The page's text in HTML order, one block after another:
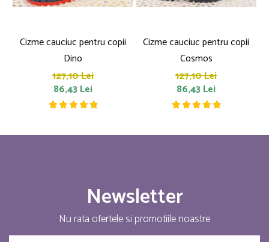
Cizme cauciuc pentru copii
Dino
127,10 Lei
86,43 Lei
Cizme cauciuc pentru copii
Cosmos
127,10 Lei
86,43 Lei
Newsletter
Nu rata ofertele si promotiile noastre